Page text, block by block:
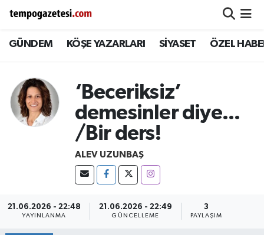
GÜNDEM KÖŞE YAZARLARI SİYASET ÖZEL
‘Beceriksiz’
demesinler diye...
/Bir ders!
ALEV UZUNBAŞ
21.06.2026 - 22:48
YAYINLANMA
21.06.2026 - 22:49
GÜNCELLEME
3
PAYLAŞIM
Alaplı
Devrek
Gökçebey
Zonguldak Nöbetçi Eczaneler
Zonguldak Namaz Vakitleri
Zonguldak Trafik Yoğunluk Haritası
Süper Lig Puan Durumu ve Fikstür